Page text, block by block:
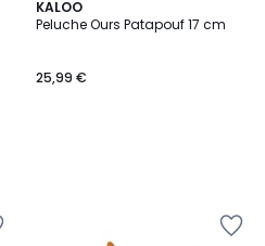
KALOO
Peluche Ours Patapouf 17 cm
25,99 €